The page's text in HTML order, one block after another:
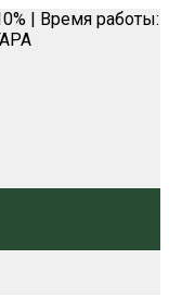
| Время работы: